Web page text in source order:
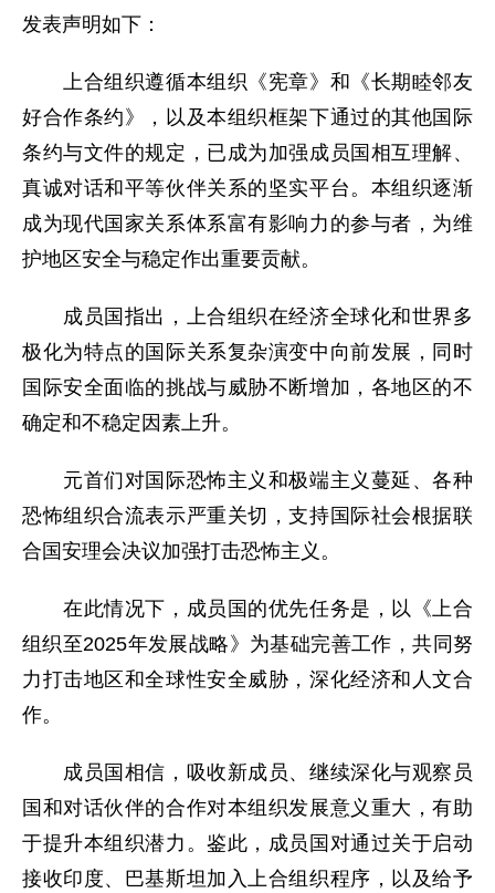
发表声明如下：
上合组织遵循本组织《宪章》和《长期睦邻友
好合作条约》，以及本组织框架下通过的其他国际
条约与文件的规定，已成为加强成员国相互理解、
真诚对话和平等伙伴关系的坚实平台。本组织逐渐
成为现代国家关系体系富有影响力的参与者，为维
护地区安全与稳定作出重要贡献。
成员国指出，上合组织在经济全球化和世界多
极化为特点的国际关系复杂演变中向前发展，同时
国际安全面临的挑战与威胁不断增加，各地区的不
确定和不稳定因素上升。
元首们对国际恐怖主义和极端主义蔓延、各种
恐怖组织合流表示严重关切，支持国际社会根据联
合国安理会决议加强打击恐怖主义。
在此情况下，成员国的优先任务是，以《上合
组织至2025年发展战略》为基础完善工作，共同努
力打击地区和全球性安全威胁，深化经济和人文合
作。
成员国相信，吸收新成员、继续深化与观察员
国和对话伙伴的合作对本组织发展意义重大，有助
于提升本组织潜力。鉴此，成员国对通过关于启动
接收印度、巴基斯坦加入上合组织程序，以及给予